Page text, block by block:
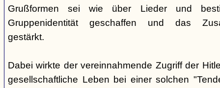
Grußformen sei wie über Lieder und
Gruppenidentität geschaffen und das
gestärkt.
Dabei wirkte der vereinnahmende Zugriff der
gesellschaftliche Leben bei einer solchen